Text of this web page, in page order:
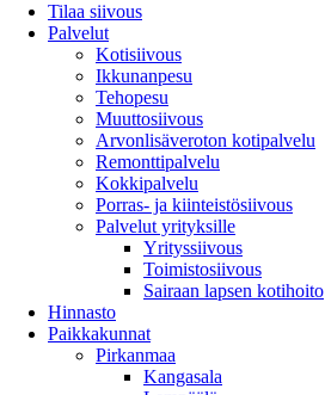
Tilaa siivous
Palvelut
Kotisiivous
Ikkunanpesu
Tehopesu
Muuttosiivous
Arvonlisäveroton kotipalvelu
Remonttipalvelu
Kokkipalvelu
Porras- ja kiinteistösiivous
Palvelut yrityksille
Yrityssiivous
Toimistosiivous
Sairaan lapsen kotihoito
Hinnasto
Paikkakunnat
Pirkanmaa
Kangasala